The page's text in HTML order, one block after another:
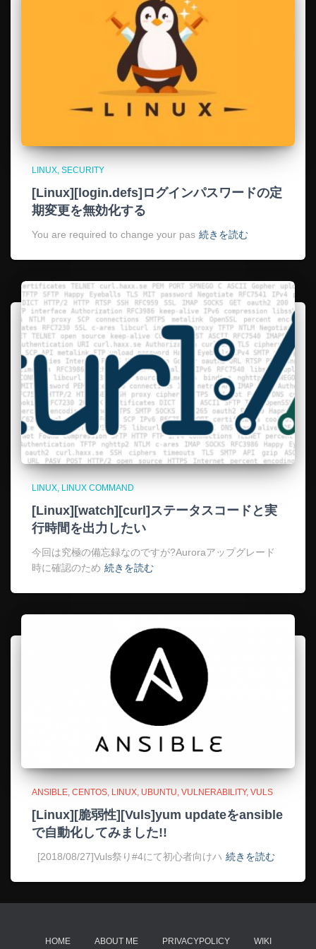
LINUX SECURITY
[Linux][login.defs]ログインパスワードの定
期変更を無効化する
You are required to change your pas 続きを読む
LINUX LINUX COMMAND
[Linux][watch][curl]ステータスコードと実
行時間を出力したい
今回は究極の備忘録なのですが?Auroraアップグレード
時に確認のため 続きを読む
ANSIBLE CENTOS LINUX UBUNTU VULNERABILITY VULS
[Linux][脆弱性][Vuls]yum updateをansible
で自動化してみました!!
[2018/08/27]Vuls祭り#4にて初心者向けハ 続きを読む
HOME ABOUT ME PRIVACYPOLICY WIKI